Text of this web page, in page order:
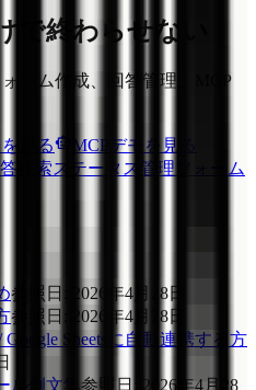
で終わらせない
ーム作成、回答管理、MCP
見る
MCPデモを見る
検索ステータス管理 フォーム
参照日
2026年4月28日
参照日
2026年4月28日
Sheetsに自動連携する方
ル例文集 参照日 2026年4月28